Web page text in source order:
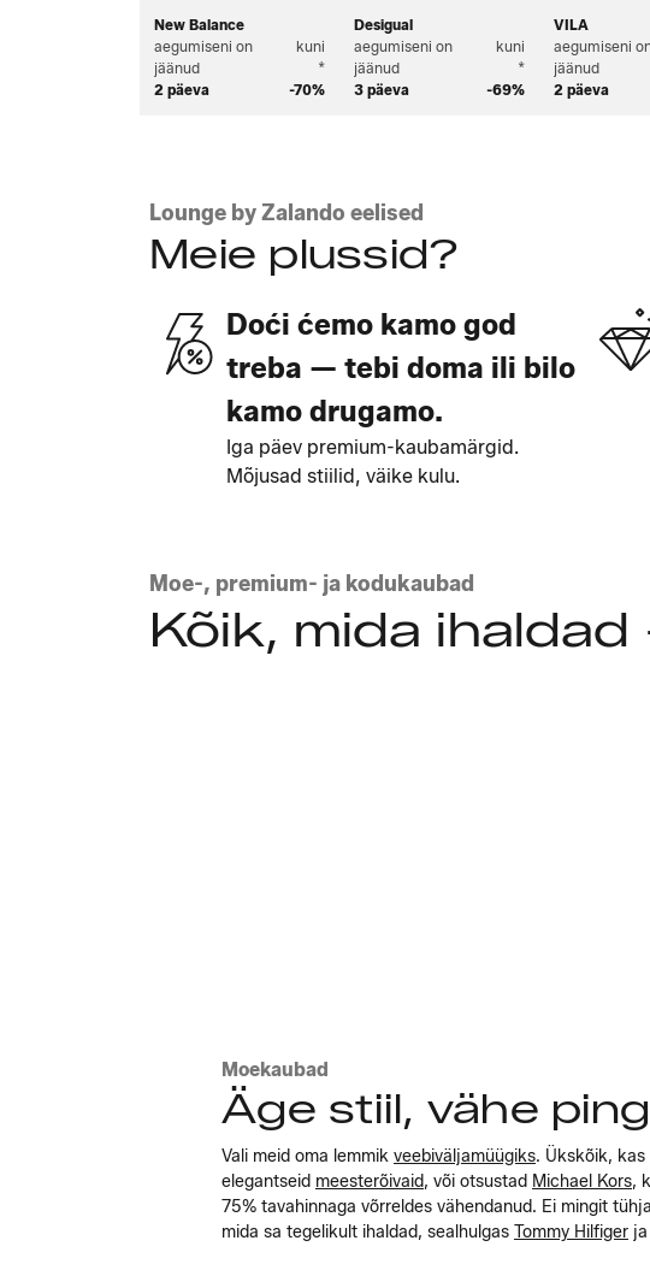
New Balance
aegumiseni on
jäänud
2 päeva
kuni
*
-70%
Desigual
aegumiseni on
jäänud
3 päeva
kuni
*
-69%
VILA
aegumiseni
jäänud
2 päeva
Lounge by Zalando eelised
Meie plussid?
Doći ćemo kamo god
treba — tebi doma ili bilo
kamo drugamo.
Iga päev premium-kaubamärgid.
Mõjusad stiilid, väike kulu.
Moe-, premium- ja kodukaubad
Kõik, mida
Moekaubad
Äge stiil, vähe
Vali meid oma lemmik veebiväljamüügiks. Ükskõik, kas
elegantseid meesterõivaid, või otsustad Michael Kors,
75% tavahinnaga võrreldes vähendanud. Ei mingit
mida sa tegelikult ihaldad, sealhulgas Tommy Hilfiger ja